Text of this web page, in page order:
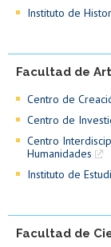
Instituto de
Facultad de
Centro de
Centro de
Centro
Humanidades
Instituto de
Facultad de